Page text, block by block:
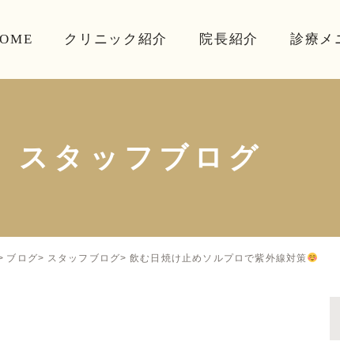
クリニック紹介 院長紹介 診療メ
スタッフブログ
ブログ スタッフブログ 飲む日焼け止めソルプロで紫外線対策